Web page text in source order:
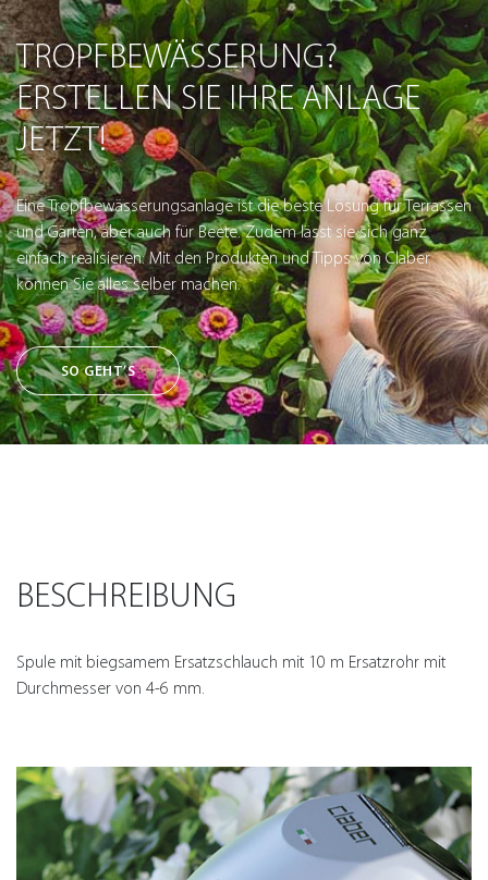
TROPFBEWÄSSERUNG?
ERSTELLEN SIE IHRE ANLAGE
JETZT!
Eine Tropfbewässerungsanlage ist die beste Lösung für Terrassen
und Gärten, aber auch für Beete. Zudem lässt sie sich ganz
einfach realisieren: Mit den Produkten und Tipps von Claber
können Sie alles selber machen.
SO GEHT’S
BESCHREIBUNG
Spule mit biegsamem Ersatzschlauch mit 10 m Ersatzrohr mit
Durchmesser von 4-6 mm.